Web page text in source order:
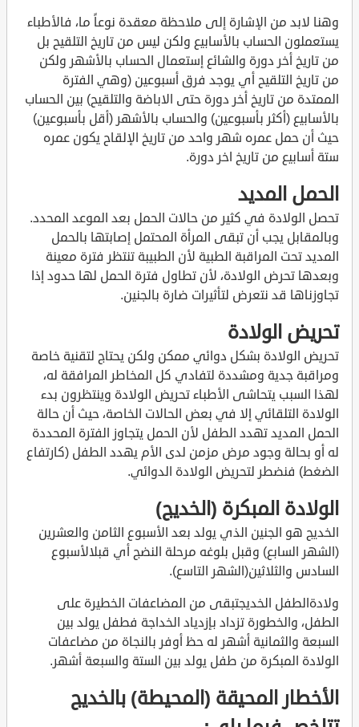
وهنا لابد من الإشارة إلى ملاحظة معقدة نوعاً ما، فالأطباء
يستعملون الحساب بالأسابيع ولكن ليس من تاريخ التلقيح بل
من تاريخ أخر دورة والشائع إستعمال الحساب بالأشهر ولكن
من تاريخ التلقيح أي يوجد فرق أسبوعين (وهي الفترة
الممتدة من تاريخ أخر دورة حتى الاباضة والتلقيح) بين الحساب
بالأسابيع (أكثر بأسبوعين) والحساب بالأشهر (أقل بأسبوعين)
حيث أن حمل عمره شهر واحد من تاريخ الإلقاح يكون عمره
ستة أسابيع من تاريخ اخر دورة.
الحمل المديد
تحصل الولادة في كثير من حالات الحمل بعد الموعد المحدد.
وبالمقابل يجب أن تبقى المرأة المحتمل إصابتها بالحمل
المديد تحت المراقبة الطبية لأن الطبيبة تنتظر فترة معينة
وبعدها تحرض الولادة، لأن تطاول فترة الحمل لها حدود إذا
تجاوزناها قد نتعرض لتأثيرات ضارة بالجنين.
تحريض الولادة
تحريض الولادة بشكل دوائي ممكن ولكن يحتاج لتقنية خاصة
ومراقبة جدية ومشددة لتفادي كل المخاطر المرافقة له،
لهذا السبب يتحاشى الأطباء تحريض الولادة وينتظرون بدء
الولادة التلقائي إلا في بعض الحالات الخاصة، حيث أن حالة
الحمل المديد تهدد الطفل لأن الحمل يتجاوز الفترة المحددة
له أو بحالة وجود مرض مزمن لدى الأم يهدد الطفل (كارتفاع
الضغط) فنضطر لتحريض الولادة الدوائي.
الولادة المبكرة (الخديج)
الخديج هو الجنين الذي يولد بعد الأسبوع الثامن والعشرين
(الشهر السابع) وقبل بلوغه مرحلة النضج أي قبلالأسبوع
السادس والثلاثين(الشهر التاسع).
ولادةالطفل الخديجتبقى من المضاعفات الخطيرة على
الطفل، والخطورة تزداد بإزدياد الخداجة فطفل يولد بين
السبعة والثمانية أشهر له حظ أوفر بالنجاة من مضاعفات
الولادة المبكرة من طفل يولد بين الستة والسبعة أشهر.
الأخطار المحيقة (المحيطة) بالخديج